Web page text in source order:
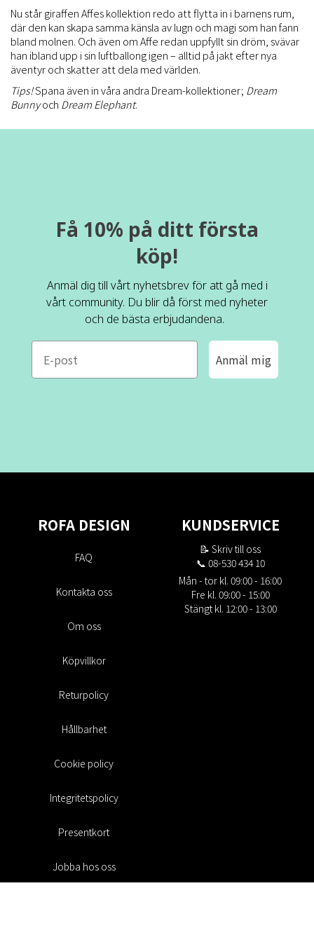
Nu står giraffen Affes kollektion redo att flytta in i barnens rum,
där den kan skapa samma känsla av lugn och magi som han fann
bland molnen. Och även om Affe redan uppfyllt sin dröm, svävar
han ibland upp i sin luftballong igen – alltid på jakt efter nya
äventyr och skatter att dela med världen.
Tips!Spana även in våra andra Dream-kollektioner; Dream
Bunnyoch Dream Elephant.
Få 10% på ditt första
köp!
Anmäl dig till vårt nyhetsbrev för att gå med i
vårt community. Du blir då först med nyheter
och de bästa erbjudandena.
e-mail
Anmäl mig
ROFA DESIGN
FAQ
Kontakta oss
Om oss
Köpvillkor
Returpolicy
Hållbarhet
Cookie policy
Integritetspolicy
Presentkort
Jobba hos oss
KUNDSERVICE
📝 Skriv till oss
📞 08-530 434 10
Mån - tor kl. 09:00 - 16:00
Fre kl. 09:00 - 15:00
Stängt kl. 12:00 - 13:00